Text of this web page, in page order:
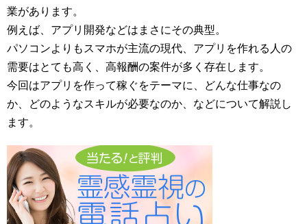
業があります。
例えば、アプリ開発などはまさにその典型。
パソコンよりもスマホが主流の現代、アプリを作れる人の
需要はとても高く、高報酬の案件が多く存在します。
今回はアプリを作って稼ぐをテーマに、どんな仕事なの
か、どのようなスキルが必要なのか、などについて解説し
ます。